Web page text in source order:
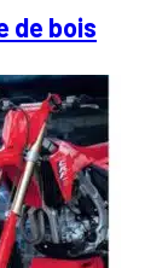
de bois